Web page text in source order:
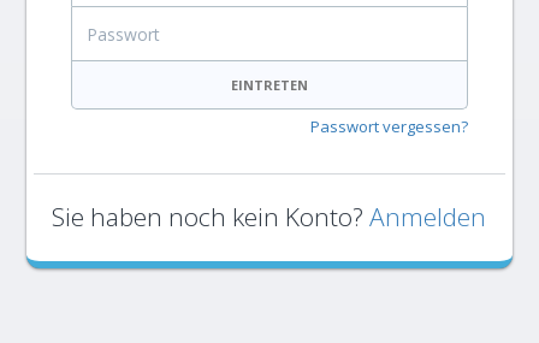
EINTRETEN
Passwort vergessen?
Sie haben noch kein Konto? Anmelden